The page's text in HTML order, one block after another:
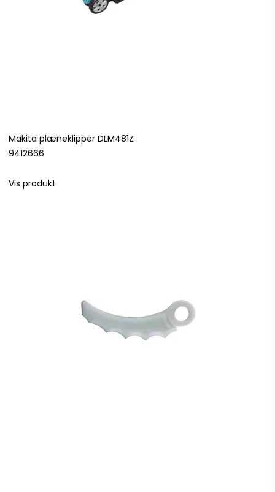
Makita plæneklipper DLM481Z
9412666
Vis produkt